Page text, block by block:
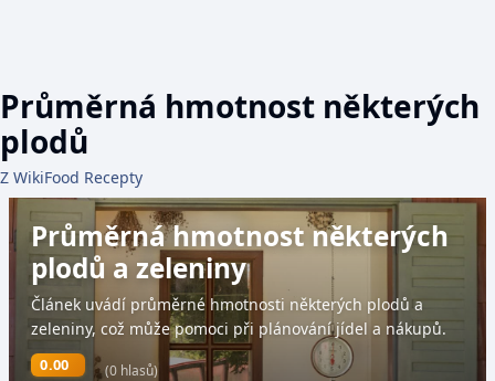
Průměrná hmotnost některých
plodů
Z WikiFood Recepty
Průměrná hmotnost některých
plodů a zeleniny
Článek uvádí průměrné hmotnosti některých plodů a
zeleniny, což může pomoci při plánování jídel a nákupů.
0.00 (0 hlasů)